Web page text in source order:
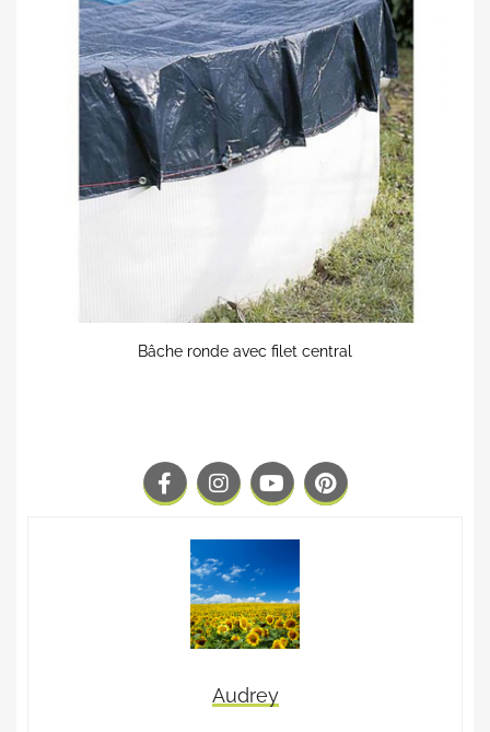
Bâche ronde avec filet central
Audrey